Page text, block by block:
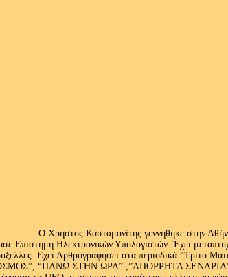
Ο Χρήστος Κασταμονίτης γεννήθηκε στην
Επιστήμη Ηλεκτρονικών Υπολογιστών. Έχει
Εχει Αρθρογραφησει στα περιοδικά
“ΠΑΝΩ ΣΤΗΝ ΩΡΑ” ,”ΑΠΟΡΡΗΤΑ ΣΕΝΑΡΙΑ”,